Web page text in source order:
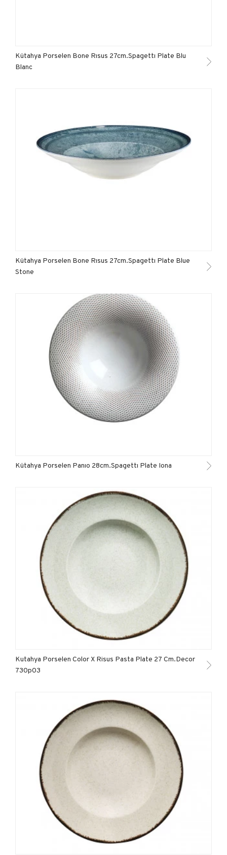
Kütahya Porselen Bone Rısus 27cm.Spagettı Plate Blu
Blanc
Kütahya Porselen Bone Rısus 27cm.Spagettı Plate Blue
Stone
Kütahya Porselen Panıo 28cm.Spagettı Plate Iona
Kutahya Porselen Color X Risus Pasta Plate 27 Cm.Decor
730p03